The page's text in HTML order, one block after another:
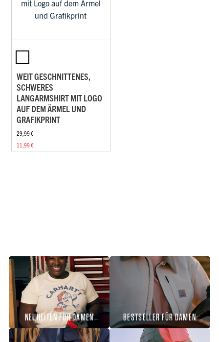
WEIT GESCHNITTENES,
SCHWERES
LANGARMSHIRT MIT LOGO
AUF DEM ÄRMEL UND
GRAFIKPRINT
29,99 €
11,99 €
NEUHEITEN FÜR DAMEN BESTSELLER FÜR DAMEN